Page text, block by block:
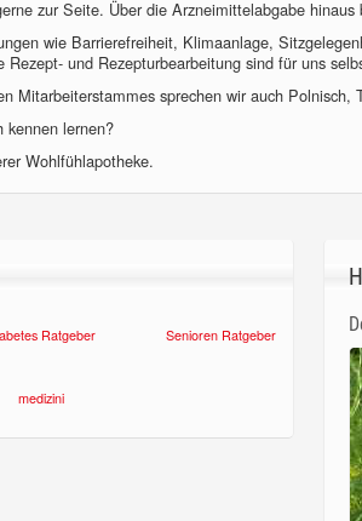
zur Seite. Über die Arzneimittelabgabe
wie Barrierefreiheit, Klimaanlage,
und Rezepturbearbeitung sind für uns
Mitarbeiterstammes sprechen wir auch
kennen lernen?
Wohlfühlapotheke.
Ratgeber Senioren Ratgeber
medizini